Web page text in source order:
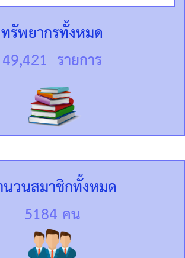
ทรัพยากรทั้งหมด
49,421 รายการ
วนสมาชิกทั้งหมด
5184 คน